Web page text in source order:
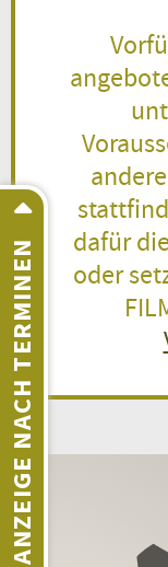
ANZEIGE NACH TERMINEN
dafür die
oder